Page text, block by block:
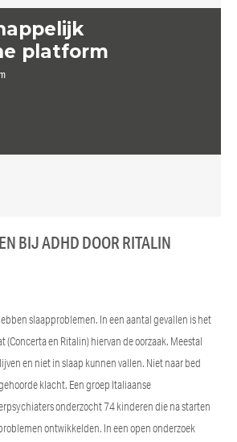
platform
BIJ ADHD DOOR RITALIN
slaapproblemen. In een aantal gevallen is het
en Ritalin) hiervan de oorzaak. Meestal
en niet in slaap kunnen vallen. Niet naar bed
klacht. Een groep Italiaanse
onderzocht 74 kinderen die na starten
ontwikkelden. In een open onderzoek